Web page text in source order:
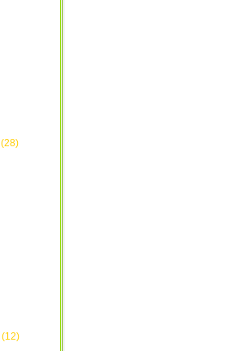
(28)
(12)